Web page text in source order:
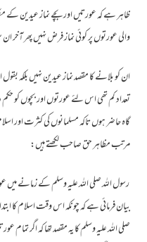
ظاہر ہے کہ عورتیں اور بچے نماز عیدین کے
والی عورتوں پر کوئی نماز فرض نہیں پھر آخر ان
ان کو بلانے کا مقصد نماز عیدین نہیں بلکہ
تعداد کم تھی اس لئے عورتوں اور بچوں کو حکم
گاہ حاضر ہوں تاکہ مسلمانوں کی کثرت اور
مرتب مظاہر حق صاحب لکھتے ہیں:
رسول اللہ صلی اللہ علیہ وسلم کے زمانے
بیان فرمائی ہے کہ چونکہ اس وقت اسلام کا
صلی اللہ علیہ وسلم کا یہ مقصد تھا کہ اگر تمام